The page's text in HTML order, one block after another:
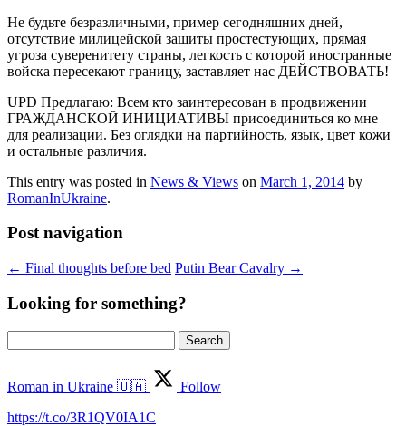
Не будьте безразличными, пример сегодняшних дней,
отсутствие милицейской защиты простестующих, прямая
угроза суверенитету страны, легкость с которой иностранные
войска пересекают границу, заставляет нас ДЕЙСТВОВАТЬ!
UPD Предлагаю: Всем кто заинтересован в продвижении
ГРАЖДАНСКОЙ ИНИЦИАТИВЫ присоединиться ко мне
для реализации. Без оглядки на партийность, язык, цвет кожи
и остальные различия.
This entry was posted in News & Views on March 1, 2014 by
RomanInUkraine.
Post navigation
← Final thoughts before bed Putin Bear Cavalry →
Looking for something?
for:
Roman in Ukraine 🇺🇦
Follow
https://t.co/3R1QV0IA1C